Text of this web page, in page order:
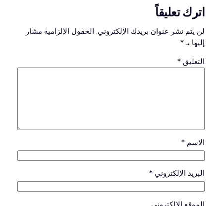
اترك تعليقاً
لن يتم نشر عنوان بريدك الإلكتروني. الحقول الإلزامية مشار
إليها بـ*
التعليق *
الاسم *
البريد الإلكتروني *